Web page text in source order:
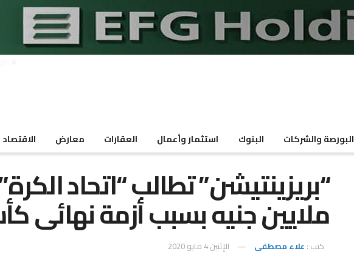
البورصة والشركات البنوك استثمار وأعمال العقارات معارض
ملايين جنيه بسبب أزمة نهائى
كتب : علاء مصطفى الإثنين 4 مايو 2020